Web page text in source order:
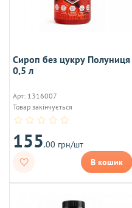
Сироп без цукру Полуниця
0,5 л
Арт: 1316007
Товар закінчується
155.00 грн/шт
В кошик